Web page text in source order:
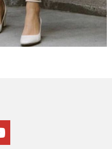
youtube